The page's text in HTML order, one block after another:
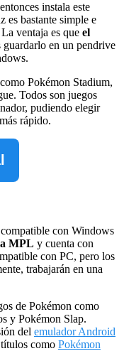
instala este
es bastante simple e
ventaja es que el
guardarlo en un pendrive
Pokémon Stadium,
Todos son juegos
pudiendo elegir
rápido.
con Windows
MPL y cuenta con
con PC, pero los
trabajarán en una
de Pokémon como
y Pokémon Slap.
del emulador Android
como Pokémon